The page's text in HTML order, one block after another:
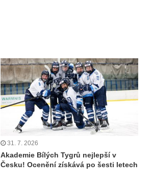
31. 7. 2026
Akademie Bílých Tygrů nejlepší v
Česku! Ocenění získává po šesti letech